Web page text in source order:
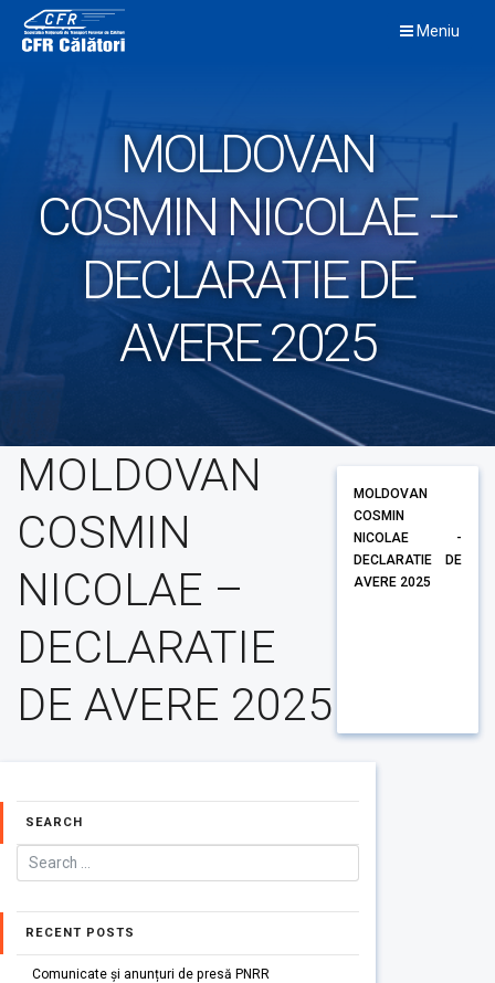
content
Meniu
MOLDOVAN
COSMIN NICOLAE –
DECLARATIE DE
AVERE 2025
MOLDOVAN
COSMIN
NICOLAE –
DECLARATIE
DE AVERE 2025
MOLDOVAN
COSMIN
NICOLAE -
DECLARATIE DE
AVERE 2025
SEARCH
RECENT POSTS
Comunicate și anunțuri de presă PNRR